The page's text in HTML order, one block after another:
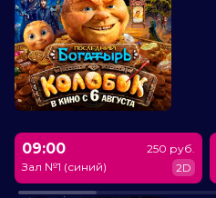
09:00
Зал №1 (синий)
250 руб.
2D